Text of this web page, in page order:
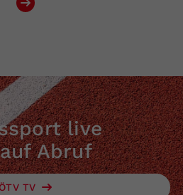
live
Abruf
ÖTV TV